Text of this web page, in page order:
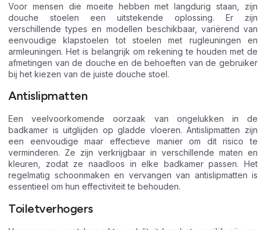
Voor mensen die moeite hebben met langdurig staan, zijn
douche stoelen een uitstekende oplossing. Er zijn
verschillende types en modellen beschikbaar, variërend van
eenvoudige klapstoelen tot stoelen met rugleuningen en
armleuningen. Het is belangrijk om rekening te houden met de
afmetingen van de douche en de behoeften van de gebruiker
bij het kiezen van de juiste douche stoel.
Antislipmatten
Een veelvoorkomende oorzaak van ongelukken in de
badkamer is uitglijden op gladde vloeren. Antislipmatten zijn
een eenvoudige maar effectieve manier om dit risico te
verminderen. Ze zijn verkrijgbaar in verschillende maten en
kleuren, zodat ze naadloos in elke badkamer passen. Het
regelmatig schoonmaken en vervangen van antislipmatten is
essentieel om hun effectiviteit te behouden.
Toiletverhogers